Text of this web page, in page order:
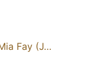
Fay (J…